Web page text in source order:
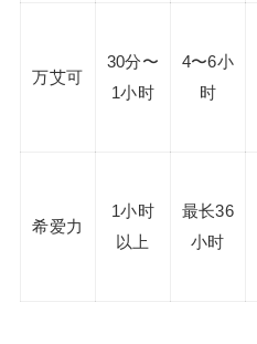
万艾可
30分〜
1小时
4〜6小
时
希爱力
1小时
以上
最长36
小时